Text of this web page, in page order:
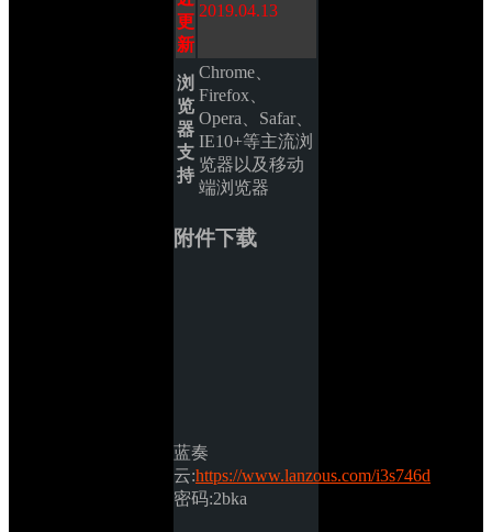
更
新
2019.04.13
浏
览
器
支
持
Chrome、
Firefox、
Opera、Safar、
IE10+等主流浏
览器以及移动
端浏览器
附件下载
蓝奏
云:https://www.lanzous.com/i3s746d
密码:2bka